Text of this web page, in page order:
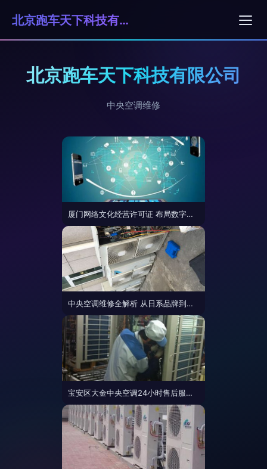
北京跑车天下科技有限公司
北京跑车天下科技有限公司
中央空调维修
厦门网络文化经营许可证 布局数字文化市场，合规运营刻不容缓
中央空调维修全解析 从日系品牌到国产品牌的专业服务指南
宝安区大金中央空调24小时售后服务中心 专业维修，全程守护